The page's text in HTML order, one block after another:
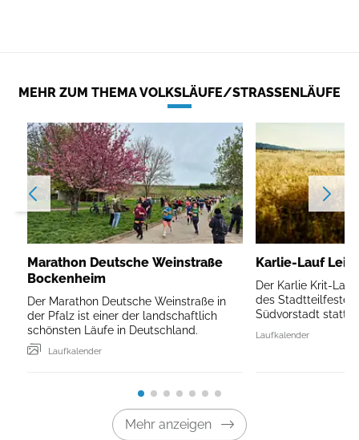
MEHR ZUM THEMA VOLKSLÄUFE/STRASSENLÄUFE
Marathon Deutsche Weinstraße
Bockenheim
Der Marathon Deutsche Weinstraße in
der Pfalz ist einer der landschaftlich
schönsten Läufe in Deutschland.
Laufkalender
Karlie-Lauf
Der Karlie Krit-
des Stadtteilfestes
Südvorstadt statt.
Laufkalender
Mehr anzeigen